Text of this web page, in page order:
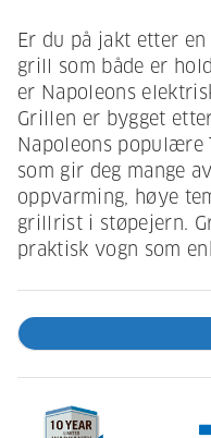
Er du på jakt etter
grill som både er
er Napoleons
Grillen er bygget
Napoleons populære
som gir deg mange
oppvarming, høye
grillrist i støpejern.
praktisk vogn som